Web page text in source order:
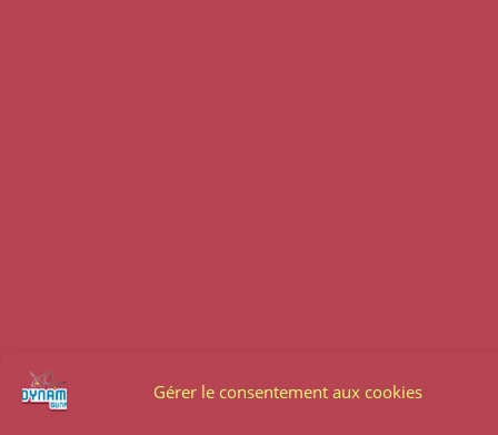
Gérer le consentement aux cookies